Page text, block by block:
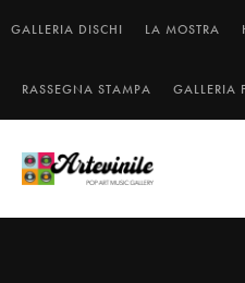
GALLERIA DISCHI LA MOSTRA
RASSEGNA STAMPA GALLERIA